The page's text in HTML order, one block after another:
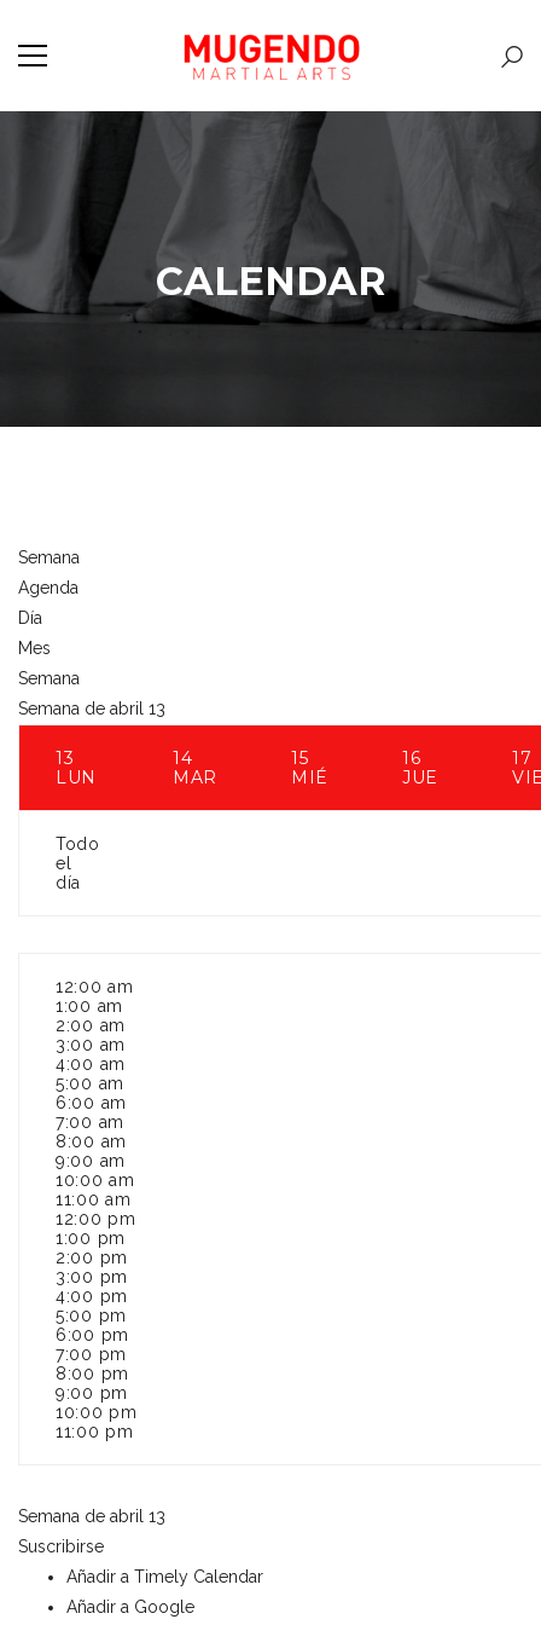
CALENDAR
Semana
Agenda
Día
Mes
Semana
Semana de abril 13
13
LUN
14
MAR
15
MIÉ
16
JUE
17
Todo
el
día
12:00 am
1:00 am
2:00 am
3:00 am
4:00 am
5:00 am
6:00 am
7:00 am
8:00 am
9:00 am
10:00 am
11:00 am
12:00 pm
1:00 pm
2:00 pm
3:00 pm
4:00 pm
5:00 pm
6:00 pm
7:00 pm
8:00 pm
9:00 pm
10:00 pm
11:00 pm
Semana de abril 13
Suscribirse
Añadir a Timely Calendar
Añadir a Google